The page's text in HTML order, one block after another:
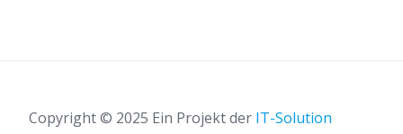
Copyright © 2025 Ein Projekt der IT-Solution